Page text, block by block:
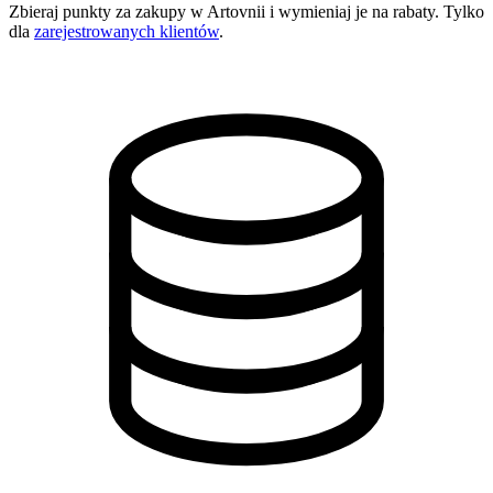
Zbieraj punkty za zakupy w Artovnii i wymieniaj je na rabaty. Tylko
dla zarejestrowanych klientów.